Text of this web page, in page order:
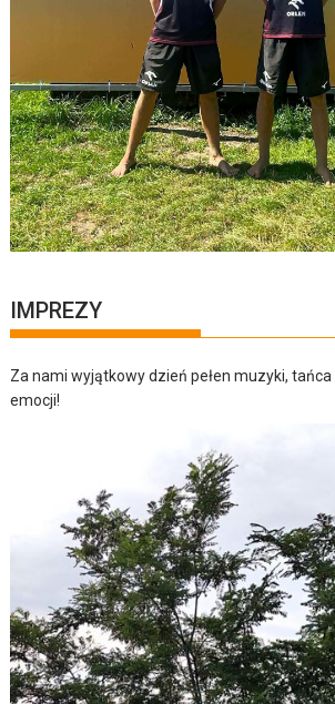
IMPREZY
Za nami wyjątkowy dzień pełen muzyki,
emocji!